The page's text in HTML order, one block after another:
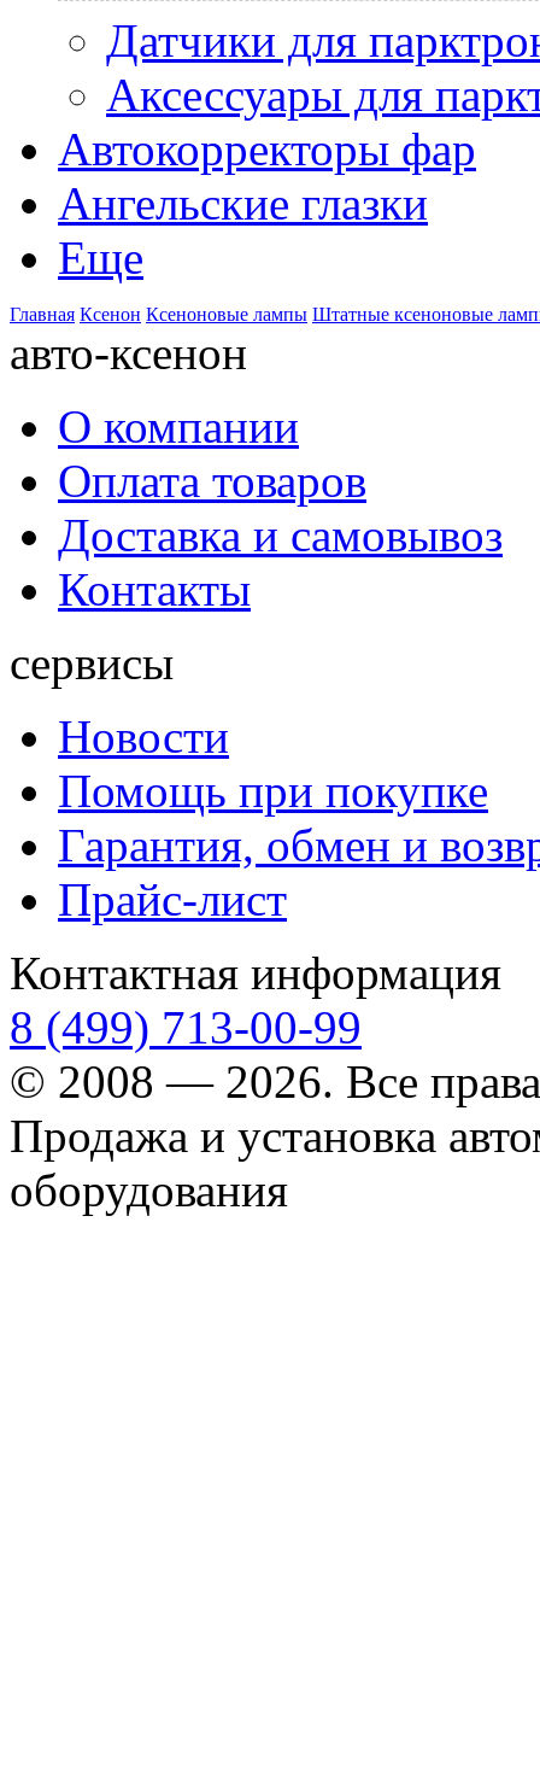
Датчики для
Аксессуары для
Автокорректоры фар
Ангельские глазки
Еще
Главная Ксенон Ксеноновые лампы Штатные ксеноновые
авто-ксенон
О компании
Оплата товаров
Доставка и самовывоз
Контакты
сервисы
Новости
Помощь при покупке
Гарантия, обмен и
Прайс-лист
Контактная информация
8 (499) 713-00-99
© 2008 — 2026. Все
Продажа и установка
оборудования